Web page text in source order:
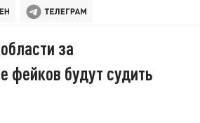
за
фейков будут судить